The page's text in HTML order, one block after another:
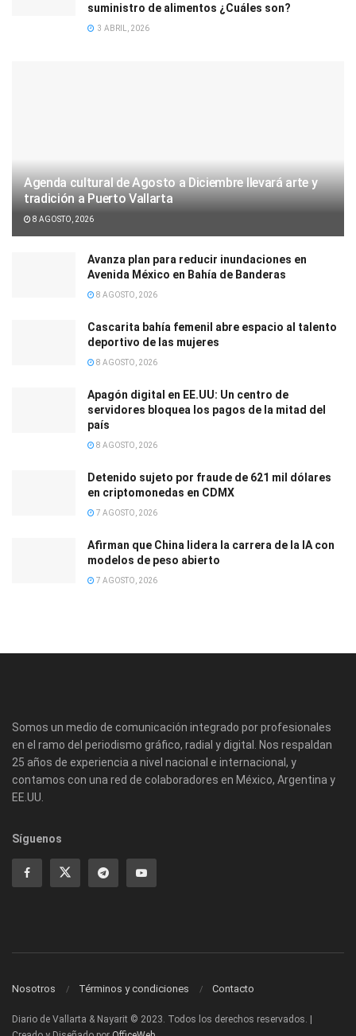
suministro de alimentos ¿Cuáles son?
3 ABRIL, 2026
Agenda cultural de Agosto a Diciembre llevará arte y
tradición a Puerto Vallarta
8 AGOSTO, 2026
Avanza plan para reducir inundaciones en
Avenida México en Bahía de Banderas
8 AGOSTO, 2026
Cascarita bahía femenil abre espacio al talento
deportivo de las mujeres
8 AGOSTO, 2026
Apagón digital en EE.UU: Un centro de
servidores bloquea los pagos de la mitad del
país
8 AGOSTO, 2026
Detenido sujeto por fraude de 621 mil dólares
en criptomonedas en CDMX
7 AGOSTO, 2026
Afirman que China lidera la carrera de la IA con
modelos de peso abierto
7 AGOSTO, 2026
Somos un medio de comunicación integrado por profesionales
en el ramo del periodismo gráfico, radial y digital. Nos respaldan
25 años de experiencia a nivel nacional e internacional, y
contamos con una red de colaboradores en México, Argentina y
EE.UU.
Síguenos
Nosotros Términos y condiciones Contacto
Diario de Vallarta & Nayarit © 2023. Todos los derechos reservados. |